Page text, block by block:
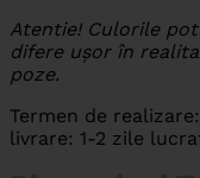
Atentie! Culorile
difere ușor în
poze.
Termen de
livrare: 1-2 zile